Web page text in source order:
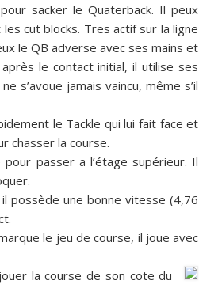
sacker le Quaterback. Il peux
cut blocks. Tres actif sur la ligne
le QB adverse avec ses mains et
le contact initial, il utilise ses
jamais vaincu, même s’il
le Tackle qui lui fait face et
chasser la course.
passer a l’étage supérieur. Il
possède une bonne vitesse (4,76
le jeu de course, il joue avec
la course de son cote du